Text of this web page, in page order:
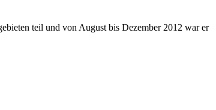
teil und von August bis Dezember 2012 war er